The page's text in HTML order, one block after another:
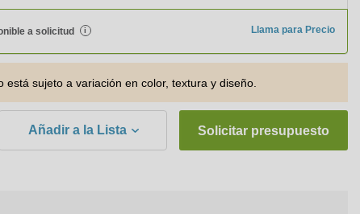
a solicitud i Llama para Precio
está sujeto a variación en color, textura y diseño.
Añadir a la Lista Solicitar presupuesto